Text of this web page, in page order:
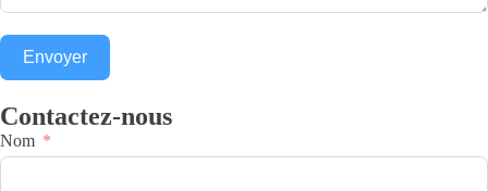
Envoyer
Contactez-nous
Nom